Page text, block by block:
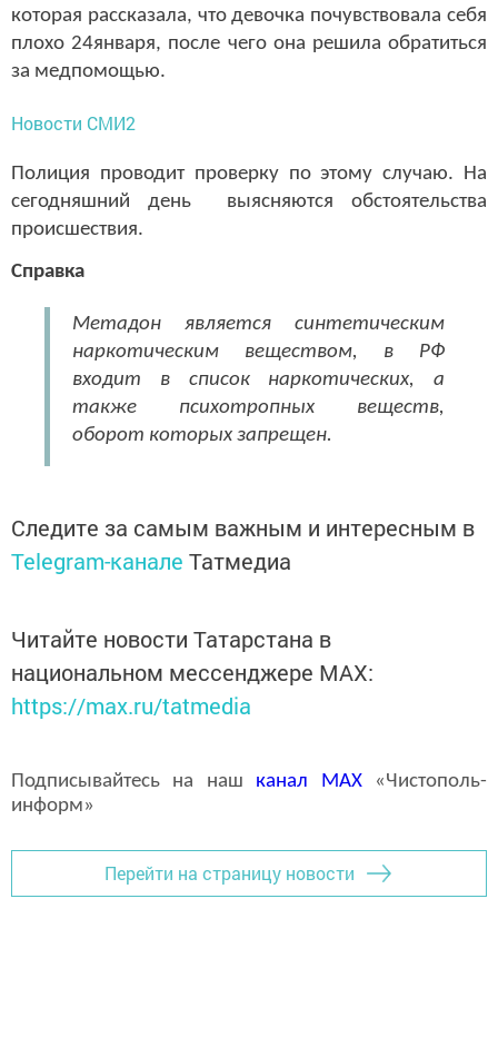
которая рассказала, что девочка почувствовала себя
плохо 24января, после чего она решила обратиться
за медпомощью.
Новости СМИ2
Полиция проводит проверку по этому случаю. На
сегодняшний день выясняются обстоятельства
происшествия.
Справка
Метадон является синтетическим
наркотическим веществом, в РФ
входит в список наркотических, а
также психотропных веществ,
оборот которых запрещен.
Следите за самым важным и интересным в
Telegram-канале Татмедиа
Читайте новости Татарстана в
национальном мессенджере MАХ:
https://max.ru/tatmedia
Подписывайтесь на наш канал MAX«Чистополь-
информ»
Перейти на страницу новости